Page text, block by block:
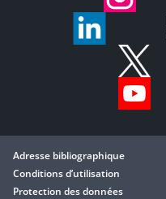
Adresse bibliographique
Conditions d’utilisation
Protection des données